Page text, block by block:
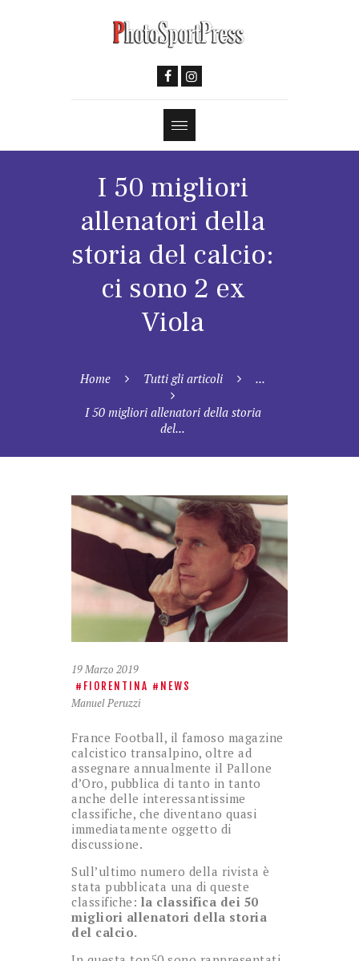
I 50 migliori
allenatori della
storia del calcio:
ci sono 2 ex
Viola
Home Tutti gli articoli ...
I 50 migliori allenatori della storia
del...
19 Marzo 2019
FIORENTINA NEWS
Manuel Peruzzi
France Football, il famoso magazine
calcistico transalpino, oltre ad
assegnare annualmente il Pallone
d’Oro, pubblica di tanto in tanto
anche delle interessantissime
classifiche, che diventano quasi
immediatamente oggetto di
discussione.
Sull’ultimo numero della rivista è
stata pubblicata una di queste
classifiche: la classifica dei 50
migliori allenatori della storia
del calcio.